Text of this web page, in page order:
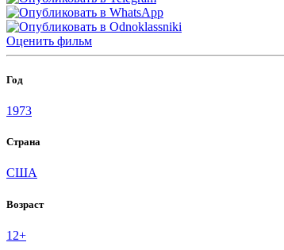
Оценить фильм
Год
1973
Страна
США
Возраст
12+